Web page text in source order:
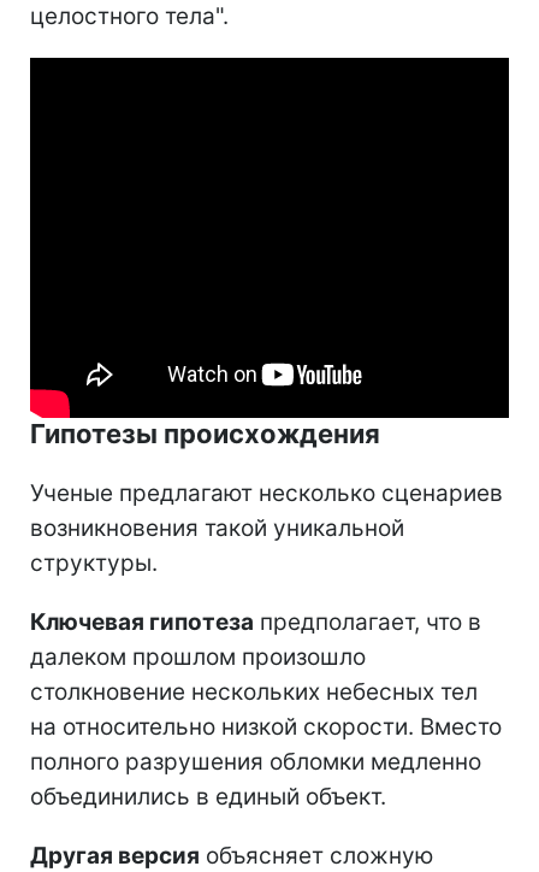
целостного тела".
Гипотезы происхождения
Ученые предлагают несколько сценариев
возникновения такой уникальной
структуры.
Ключевая гипотеза предполагает, что в
далеком прошлом произошло
столкновение нескольких небесных тел
на относительно низкой скорости. Вместо
полного разрушения обломки медленно
объединились в единый объект.
Другая версия объясняет сложную